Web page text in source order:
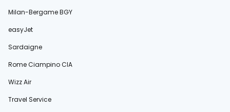
Milan-Bergame BGY
easyJet
Sardaigne
Rome Ciampino CIA
Wizz Air
Travel Service